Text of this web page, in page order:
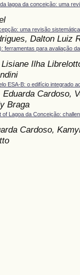
lagoa da conceição: uma
uma revisão sistemática
Dalton Luiz
ferramentas para avaliação
Ilha
ESA-B: o edifício integrado
Cardoso,
Braga
Lagoa da Conceição:
Cardoso,